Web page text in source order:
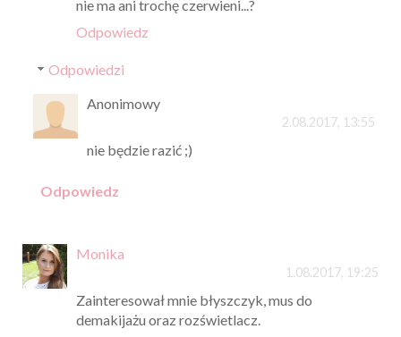
nie ma ani trochę czerwieni...?
Odpowiedz
Odpowiedzi
Anonimowy
2.08.2017, 13:55
nie będzie razić ;)
Odpowiedz
Monika
1.08.2017, 19:25
Zainteresował mnie błyszczyk, mus do
demakijażu oraz rozświetlacz.